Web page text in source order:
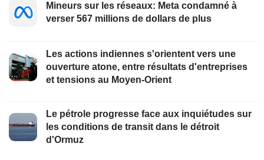
Mineurs sur les réseaux: Meta condamné à
verser 567 millions de dollars de plus
Les actions indiennes s'orientent vers une
ouverture atone, entre résultats d'entreprises
et tensions au Moyen-Orient
Le pétrole progresse face aux inquiétudes sur
les conditions de transit dans le détroit
d'Ormuz